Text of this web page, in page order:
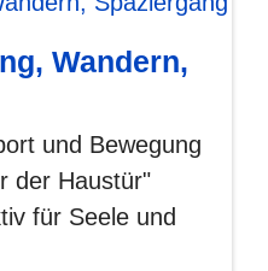
Wandern,
und Bewegung
der Haustür"
für Seele und